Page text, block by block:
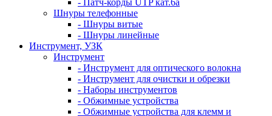
- Патч-корды UTP кат.6а
Шнуры телефонные
- Шнуры витые
- Шнуры линейные
Инструмент, УЗК
Инструмент
- Инструмент для оптического волокна
- Инструмент для очистки и обрезки
- Наборы инструментов
- Обжимные устройства
- Обжимные устройства для клемм и